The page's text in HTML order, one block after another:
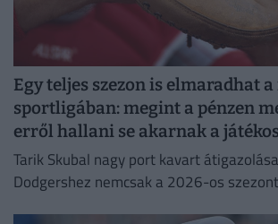
Egy teljes szezon is elmaradhat
sportligában: megint a pénzen
erről hallani se akarnak a
Tarik Skubal nagy port kavart
Dodgershez nemcsak a 2026-os